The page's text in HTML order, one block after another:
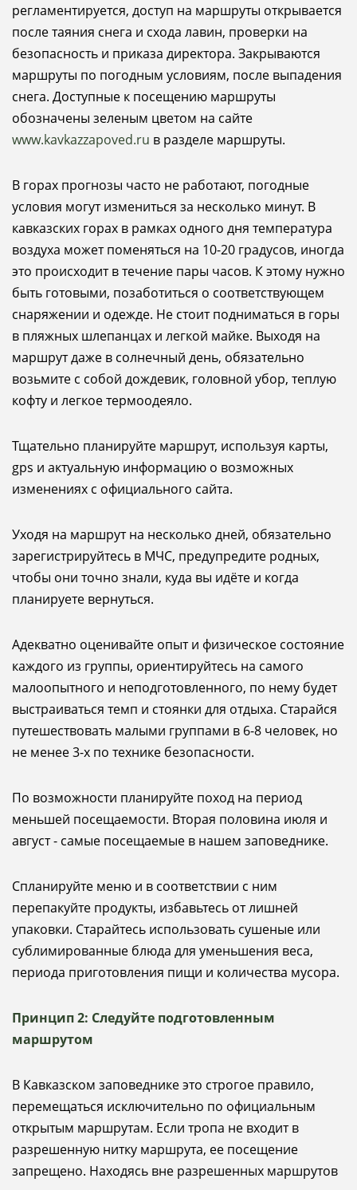
регламентируется, доступ на маршруты открывается
после таяния снега и схода лавин, проверки на
безопасность и приказа директора. Закрываются
маршруты по погодным условиям, после выпадения
снега. Доступные к посещению маршруты
обозначены зеленым цветом на сайте
www.kavkazzapoved.ru в разделе маршруты.
В горах прогнозы часто не работают, погодные
условия могут измениться за несколько минут. В
кавказских горах в рамках одного дня температура
воздуха может поменяться на 10-20 градусов, иногда
это происходит в течение пары часов. К этому нужно
быть готовыми, позаботиться о соответствующем
снаряжении и одежде. Не стоит подниматься в горы
в пляжных шлепанцах и легкой майке. Выходя на
маршрут даже в солнечный день, обязательно
возьмите с собой дождевик, головной убор, теплую
кофту и легкое термоодеяло.
Тщательно планируйте маршрут, используя карты,
gps и актуальную информацию о возможных
изменениях с официального сайта.
Уходя на маршрут на несколько дней, обязательно
зарегистрируйтесь в МЧС, предупредите родных,
чтобы они точно знали, куда вы идёте и когда
планируете вернуться.
Адекватно оценивайте опыт и физическое состояние
каждого из группы, ориентируйтесь на самого
малоопытного и неподготовленного, по нему будет
выстраиваться темп и стоянки для отдыха. Старайся
путешествовать малыми группами в 6-8 человек, но
не менее 3-х по технике безопасности.
По возможности планируйте поход на период
меньшей посещаемости. Вторая половина июля и
август - самые посещаемые в нашем заповеднике.
Спланируйте меню и в соответствии с ним
перепакуйте продукты, избавьтесь от лишней
упаковки. Старайтесь использовать сушеные или
сублимированные блюда для уменьшения веса,
периода приготовления пищи и количества мусора.
Принцип 2: Следуйте подготовленным
маршрутом
В Кавказском заповеднике это строгое правило,
перемещаться исключительно по официальным
открытым маршрутам. Если тропа не входит в
разрешенную нитку маршрута, ее посещение
запрещено. Находясь вне разрешенных маршрутов